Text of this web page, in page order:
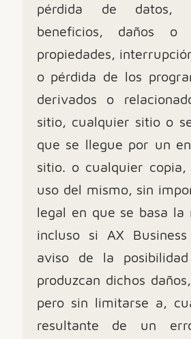
pérdida de datos,
beneficios, daños o
propiedades,
o pérdida de los
derivados o
sitio, cualquier sitio o
que se llegue por un
sitio. o cualquier
uso del mismo, sin
legal en que se basa la
incluso si AX
aviso de la
produzcan dichos
pero sin limitarse a,
resultante de un